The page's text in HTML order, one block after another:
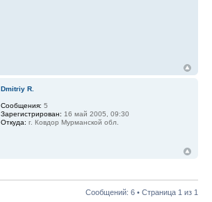
Dmitriy R.
Сообщения: 5
Зарегистрирован: 16 май 2005, 09:30
Откуда: г. Ковдор Мурманской обл.
Сообщений: 6 • Страница 1 из 1